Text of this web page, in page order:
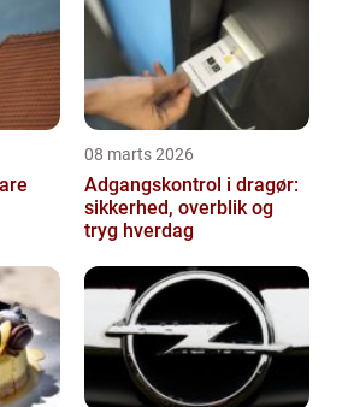
08 marts 2026
Adgangskontrol i dragør:
sikkerhed, overblik og
tryg hverdag